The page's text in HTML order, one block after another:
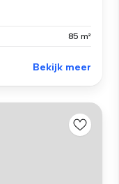
85 m²
Bekijk meer